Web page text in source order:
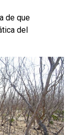
de que
del